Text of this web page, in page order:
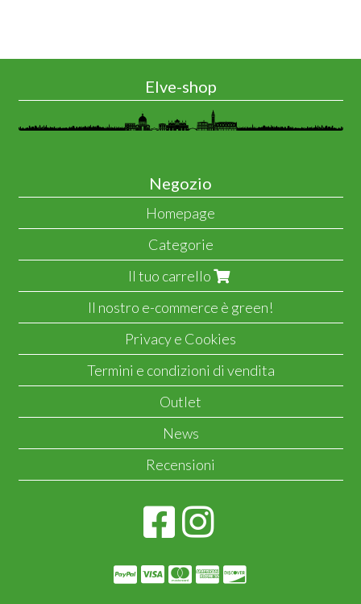
Elve-shop
Negozio
Homepage
Categorie
Il tuo carrello
Il nostro e-commerce è green!
Privacy e Cookies
Termini e condizioni di vendita
Outlet
News
Recensioni